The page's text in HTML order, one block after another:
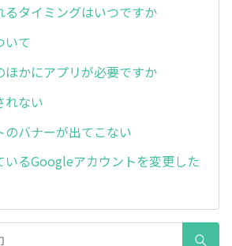
るタイミングはいつですか
いて
ほかにアプリが必要ですか
れない
のバナーが出てこない
いるGoogleアカウントを変更した